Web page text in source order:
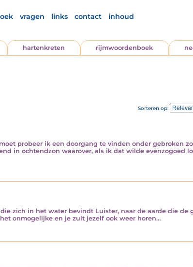
vragen links contact inhoud
hartenkreten rijmwoordenboek
Sorteren op:
probeer ik een doorgang te vinden onder gebroken
in ochtendzon waarover, als ik dat wilde evenzogoed
zich in het water bevindt Luister, naar de aarde die de
onmogelijke en je zult jezelf ook weer horen…